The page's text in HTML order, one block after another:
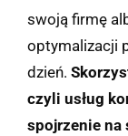
swoją firmę
optymalizacji
dzień.
czyli usług
spojrzenie na